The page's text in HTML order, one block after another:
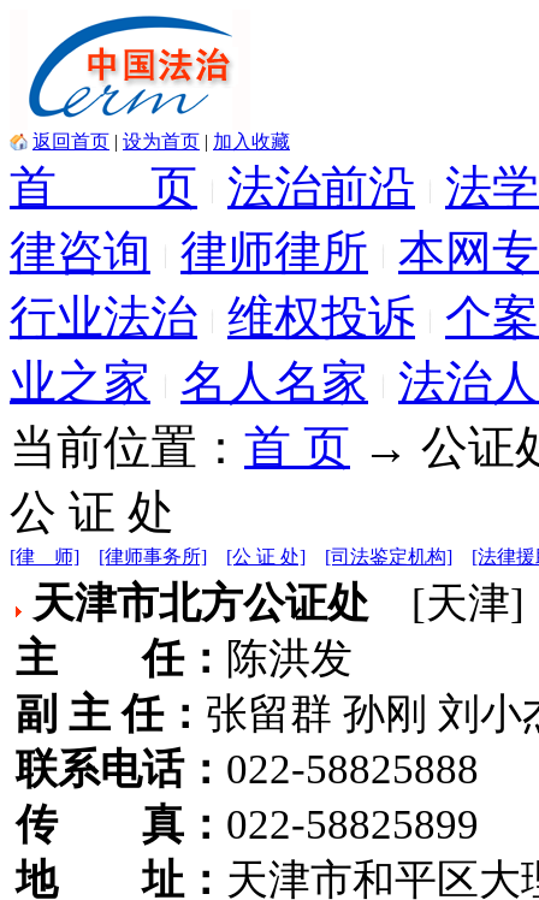
返回首页 | 设为首页 | 加入收藏
首 页 法治前沿
法
律咨询
律师律所
本网
行业法治 维权投诉
个
业之家
名人名家
法治
当前位置： 首 页 → 公证
公 证 处
[律 师] [律师事务所] [公 证 处] [司法鉴定机构] [法律
天津市北方公证处 [天津]
主 任： 陈洪发
副 主 任： 张留群 孙刚 刘小
联系电话： 022-58825888
传 真： 022-58825899
地 址： 天津市和平区大